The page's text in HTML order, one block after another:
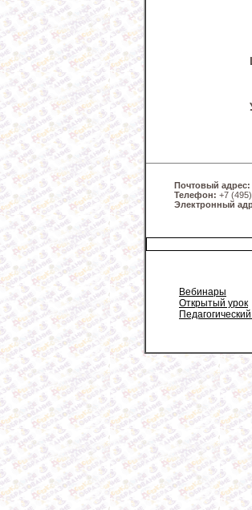
Почтовый адрес:
Телефон: +7
Электронный
Вебинары
Открытый урок